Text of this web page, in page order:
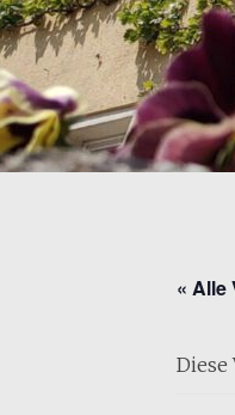
« Alle
Diese